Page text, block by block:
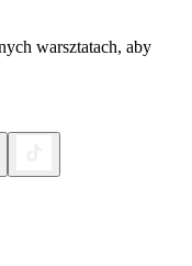
warsztatach, aby